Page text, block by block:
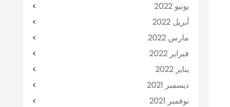
يونيو 2022
أبريل 2022
مارس 2022
فبراير 2022
يناير 2022
ديسمبر 2021
نوفمبر 2021